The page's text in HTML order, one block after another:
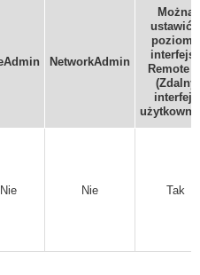
NetworkAdmin
Można
ustawić
poziomu
Remote
(Zdalny
interfejs
Nie Nie Tak